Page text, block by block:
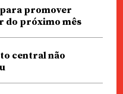
para promover
do próximo mês
central não